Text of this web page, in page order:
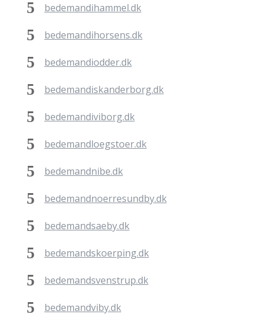
bedemandihammel.dk
bedemandihorsens.dk
bedemandiodder.dk
bedemandiskanderborg.dk
bedemandiviborg.dk
bedemandloegstoer.dk
bedemandnibe.dk
bedemandnoerresundby.dk
bedemandsaeby.dk
bedemandskoerping.dk
bedemandsvenstrup.dk
bedemandviby.dk